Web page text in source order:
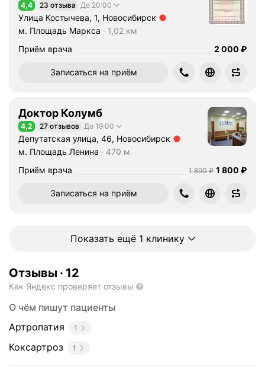
с
к
е
ю
л
Рейтинг 4,4 из 5
4,4 23 отзыва До 20:00
Улица Костычева, 1, Новосибирск
Метро м. Площадь Маркса Расстояние 1,02 км
м. Площадь Маркса
1,02 км
Приём врача
Цена
2000
2 000 ₽
Записаться на приём
Доктор Колумб
Рейтинг 4,2 из 5
4,2 27 отзывов До 19:00
Депутатская улица, 46, Новосибирск
Метро м. Площадь Ленина Расстояние 470 м
м. Площадь Ленина
470 м
Приём врача
Цена
1890
1 890 ₽ Цена
1800
1 800 ₽
Записаться на приём
Показать ещё 1 клинику
Отзывы · 12
Как Яндекс проверяет отзывы
О чём пишут пациенты
Артропатия
1
Коксартроз 1